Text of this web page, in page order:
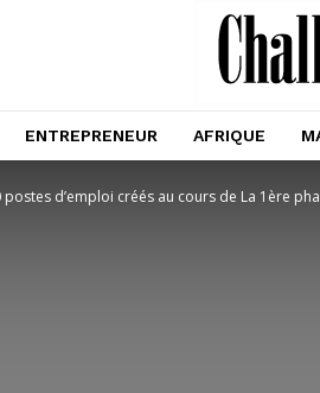
ENTREPRENEUR AFRIQUE
postes d’emploi créés au cours de La 1ère